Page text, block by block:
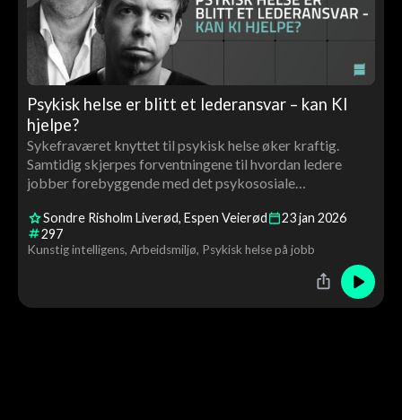
Psykisk helse er blitt et lederansvar – kan KI
hjelpe?
Sykefraværet knyttet til psykisk helse øker kraftig.
Samtidig skjerpes forventningene til hvordan ledere
jobber forebyggende med det psykososiale
Sondre Risholm Liverød Espen Veierød 23jan 2026
297
Kunstig intelligens Arbeidsmiljø Psykisk helse på jobb